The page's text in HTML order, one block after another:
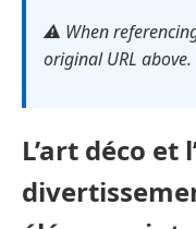
⚠️ When
original URL above.
L’art déco et